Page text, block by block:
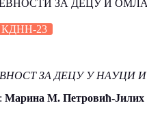
ЗА ДЕЦУ И
КДНН-23
ЗА ДЕЦУ У НАУЦИ
Марина М. Петровић-Јилих